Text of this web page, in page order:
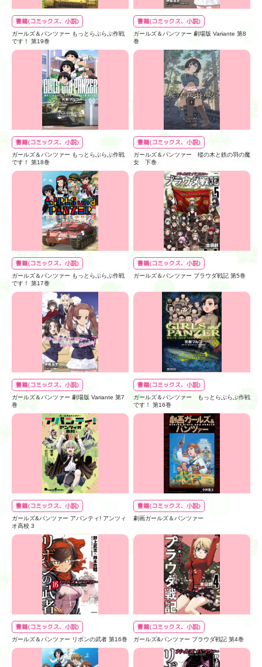
書籍(コミックス、小説)
ガールズ＆パンツァー もっとらぶらぶ作戦
です！ 第19巻
書籍(コミックス、小説)
ガールズ＆パンツァー 劇場版 Variante 第8
巻
書籍(コミックス、小説)
ガールズ＆パンツァー もっとらぶらぶ作戦
です！ 第18巻
書籍(コミックス、小説)
ガールズ＆パンツァー 樅の木と鉄の羽の魔
女 下巻
書籍(コミックス、小説)
ガールズ＆パンツァー もっとらぶらぶ作戦
です！ 第17巻
書籍(コミックス、小説)
ガールズ＆パンツァー プラウダ戦記 第5巻
書籍(コミックス、小説)
ガールズ＆パンツァー 劇場版 Variante 第7
巻
書籍(コミックス、小説)
ガールズ＆パンツァー もっとらぶらぶ作戦
です！ 第16巻
書籍(コミックス、小説)
ガールズ&パンツァー アバンティ! アンツィ
オ高校 3
書籍(コミックス、小説)
劇画ガールズ＆パンツァー
書籍(コミックス、小説)
ガールズ＆パンツァー リボンの武者 第16巻
書籍(コミックス、小説)
ガールズ&パンツァー プラウダ戦記 第4巻